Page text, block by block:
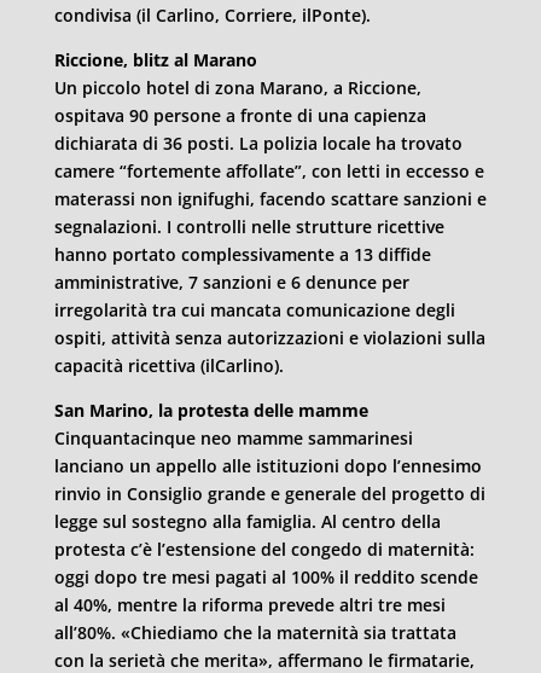
condivisa (il Carlino, Corriere, ilPonte).
Riccione, blitz al Marano
Un piccolo hotel di zona Marano, a Riccione,
ospitava 90 persone a fronte di una capienza
dichiarata di 36 posti. La polizia locale ha trovato
camere “fortemente affollate”, con letti in eccesso e
materassi non ignifughi, facendo scattare sanzioni e
segnalazioni. I controlli nelle strutture ricettive
hanno portato complessivamente a 13 diffide
amministrative, 7 sanzioni e 6 denunce per
irregolarità tra cui mancata comunicazione degli
ospiti, attività senza autorizzazioni e violazioni sulla
capacità ricettiva (ilCarlino).
San Marino, la protesta delle mamme
Cinquantacinque neo mamme sammarinesi
lanciano un appello alle istituzioni dopo l’ennesimo
rinvio in Consiglio grande e generale del progetto di
legge sul sostegno alla famiglia. Al centro della
protesta c’è l’estensione del congedo di maternità:
oggi dopo tre mesi pagati al 100% il reddito scende
al 40%, mentre la riforma prevede altri tre mesi
all’80%. «Chiediamo che la maternità sia trattata
con la serietà che merita», affermano le firmatarie,